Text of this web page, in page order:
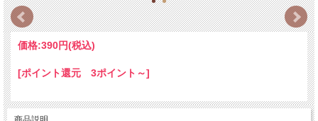
価格:390円(税込)
[ポイント還元 3ポイント～]